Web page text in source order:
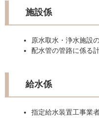
施設係
原水取水・浄水施設
配水管の管路に係る
給水係
指定給水装置工事業